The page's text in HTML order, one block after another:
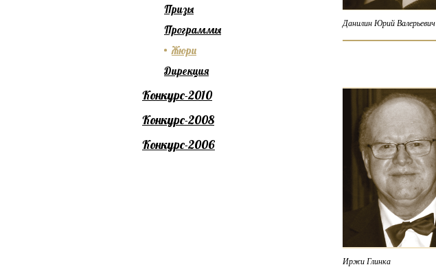
Данилин Юрий Валерьевич
Иржи Глинка
Призы
Программы
Жюри
Дирекция
Конкурс-2010
Конкурс-2008
Конкурс-2006